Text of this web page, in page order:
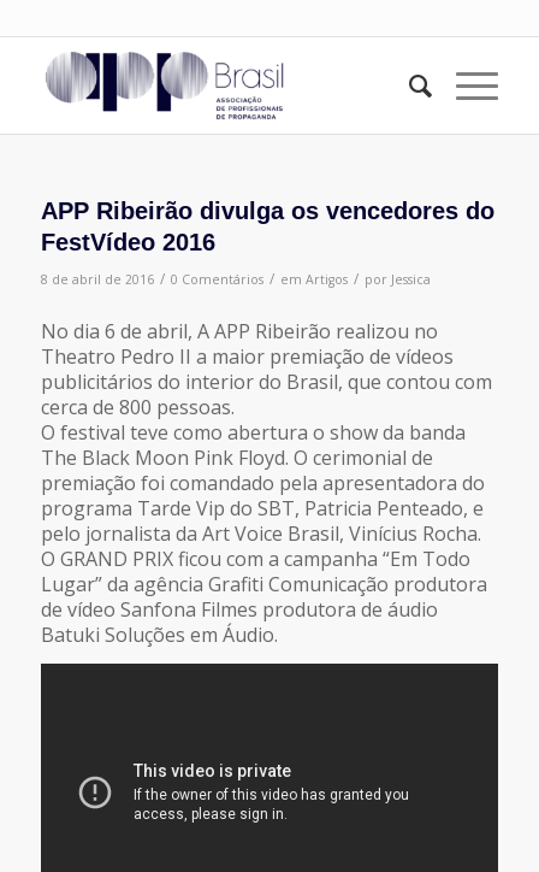
APP Ribeirão divulga os vencedores do
FestVídeo 2016
8 de abril de 2016 / 0 Comentários / em Artigos / por Jessica
No dia 6 de abril, A APP Ribeirão realizou no
Theatro Pedro II a maior premiação de vídeos
publicitários do interior do Brasil, que contou com
cerca de 800 pessoas.
O festival teve como abertura o show da banda
The Black Moon Pink Floyd. O cerimonial de
premiação foi comandado pela apresentadora do
programa Tarde Vip do SBT, Patricia Penteado, e
pelo jornalista da Art Voice Brasil, Vinícius Rocha.
O GRAND PRIX ficou com a campanha “Em Todo
Lugar” da agência Grafiti Comunicação produtora
de vídeo Sanfona Filmes produtora de áudio
Batuki Soluções em Áudio.